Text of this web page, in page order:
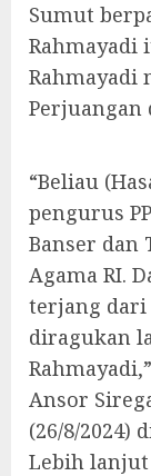
Sumut
Rahmayadi
Rahmayadi
Perjuangan
“Beliau
pengurus
Banser dan
Agama RI.
terjang dari
diragukan
Ansor
(26/8/2024)
Lebih